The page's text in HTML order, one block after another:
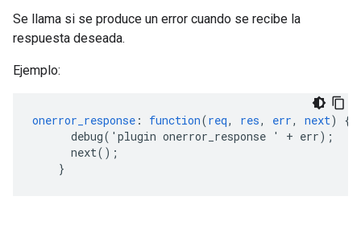
Se llama si se produce un error cuando se recibe la
respuesta deseada.
Ejemplo:
onerror_response : function(req, res, err, next)
{
debug('plugin onerror_response ' + err) ;
next() ;
}